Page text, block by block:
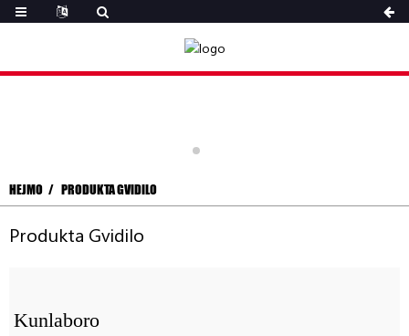
HEJMO PRODUKTA GVIDILO
Produkta Gvidilo
Kunlaboro